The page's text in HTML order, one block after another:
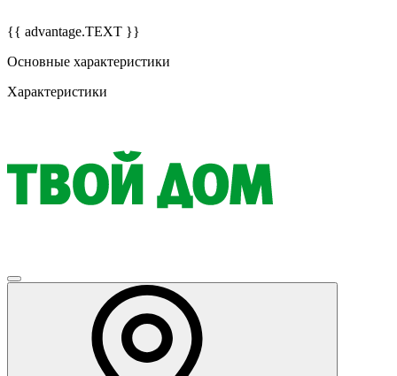
{{ advantage.TEXT }}
Основные характеристики
Характеристики